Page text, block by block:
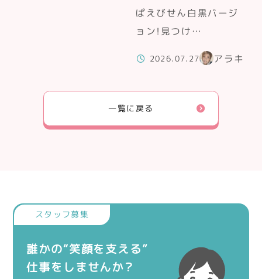
ぱえびせん白黒バージ
ョン！見つけ…
2026.07.27 アラキ
一覧に戻る
誰かの“笑顔を支える”
仕事をしませんか？